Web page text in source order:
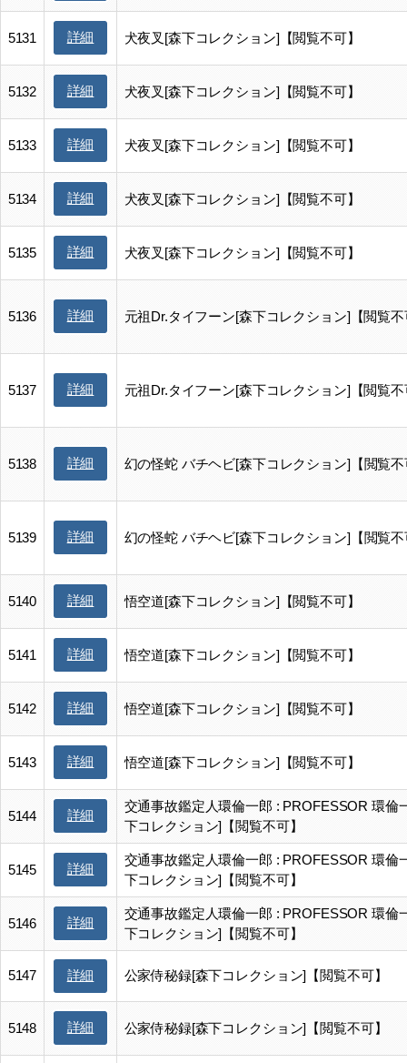
5131 詳細 犬夜叉[森下コレクション]【閲覧不可】
5132 詳細 犬夜叉[森下コレクション]【閲覧不可】
5133 詳細 犬夜叉[森下コレクション]【閲覧不可】
5134 詳細 犬夜叉[森下コレクション]【閲覧不可】
5135 詳細 犬夜叉[森下コレクション]【閲覧不可】
5136 詳細 元祖Dr.タイフーン[森下コレクション]【閲覧
5137 詳細 元祖Dr.タイフーン[森下コレクション]【閲覧
5138 詳細 幻の怪蛇 バチヘビ[森下コレクション]【閲覧
5139 詳細 幻の怪蛇 バチヘビ[森下コレクション]【閲覧
5140 詳細 悟空道[森下コレクション]【閲覧不可】
5141 詳細 悟空道[森下コレクション]【閲覧不可】
5142 詳細 悟空道[森下コレクション]【閲覧不可】
5143 詳細 悟空道[森下コレクション]【閲覧不可】
5144 詳細
交通事故鑑定人環倫一郎 : PROFESSOR 環倫
下コレクション]【閲覧不可】
5145 詳細
交通事故鑑定人環倫一郎 : PROFESSOR 環倫
下コレクション]【閲覧不可】
5146 詳細
交通事故鑑定人環倫一郎 : PROFESSOR 環倫
下コレクション]【閲覧不可】
5147 詳細 公家侍秘録[森下コレクション]【閲覧不可】
5148 詳細 公家侍秘録[森下コレクション]【閲覧不可】